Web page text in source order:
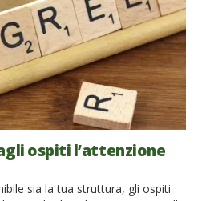
ospiti l’attenzione
sia la tua struttura, gli ospiti